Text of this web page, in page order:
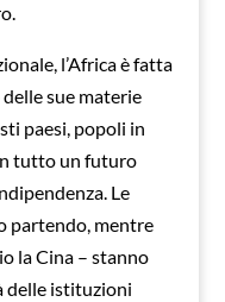
l’Africa è fatta
sue materie
paesi, popoli in
tutto un futuro
Le
partendo, mentre
la Cina – stanno
delle istituzioni